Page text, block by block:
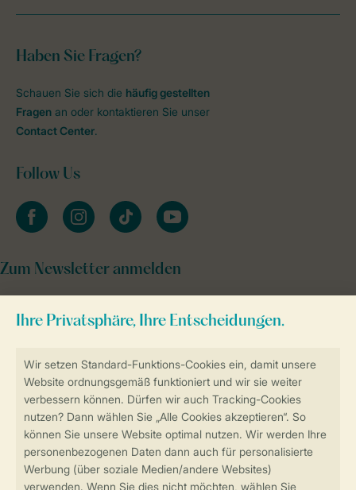
Sicher und schnell zur Online-Buchung
Sichere Datenübertragung
Sicheres Bezahlen
Haben Sie Fragen?
Schauen Sie sich die häufig gestellten
Fragen an oder kontaktieren Sie unser
Contact Center.
Follow Us
facebookinstagramtiktok youtube
Zum Newsletter anmelden